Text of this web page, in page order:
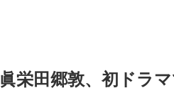
眞栄田郷敦、初ドラ